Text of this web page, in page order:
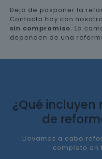
Deja de posponer la
Contacta hoy con
sin compromiso. La
dependen de una
¿Qué incluyen
de
Llevamos a cabo
completo en